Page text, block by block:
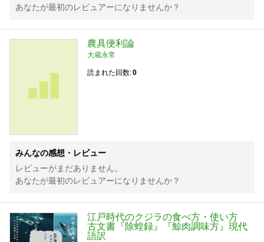
あなたが最初のレビュアーになりませんか？
農具便利論
大蔵永常
読まれた回数 0
みんなの感想・レビュー
レビューがまだありません。
あなたが最初のレビュアーになりませんか？
江戸時代のクジラの食べ方・使い方
古文書『除蝗録』『鯨肉調味方』現代
語訳